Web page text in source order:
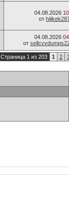
04.08.2026
от
04.08.2026
от
Страница 1 из 203 1 2